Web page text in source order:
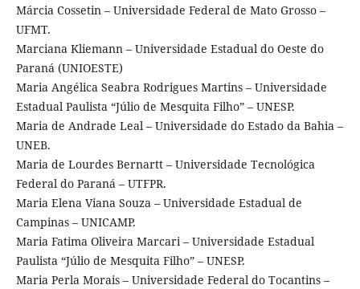
Márcia Cossetin – Universidade Federal de Mato Grosso –
UFMT.
Marciana Kliemann – Universidade Estadual do Oeste do
Paraná (UNIOESTE)
Maria Angélica Seabra Rodrigues Martins – Universidade
Estadual Paulista “Júlio de Mesquita Filho” – UNESP.
Maria de Andrade Leal – Universidade do Estado da Bahia –
UNEB.
Maria de Lourdes Bernartt – Universidade Tecnológica
Federal do Paraná – UTFPR.
Maria Elena Viana Souza – Universidade Estadual de
Campinas – UNICAMP.
Maria Fatima Oliveira Marcari – Universidade Estadual
Paulista “Júlio de Mesquita Filho” – UNESP.
Maria Perla Morais – Universidade Federal do Tocantins –